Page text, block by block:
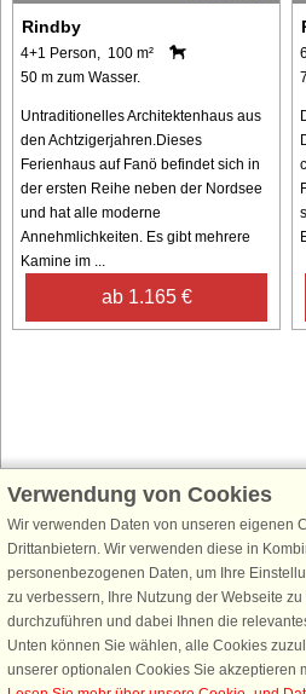
Rindby
4+1 Person, 100 m²
50 m zum Wasser.
Untraditionelles Architektenhaus aus
den Achtzigerjahren.Dieses
Ferienhaus auf Fanö befindet sich in
der ersten Reihe neben der Nordsee
und hat alle moderne
Annehmlichkeiten. Es gibt mehrere
Kamine im ...
ab 1.165 €
Schließen Sie sich 100.000
Erhalten Sie einen
Ferienhausurlaub - melden Sie sich
an. Verpassen Sie nie wieder exklusive
Urlaubstipps!
Verwendung von Cookies
Wir verwenden Daten von unseren eigenen
Drittanbietern. Wir verwenden diese in
personenbezogenen Daten, um Ihre
zu verbessern, Ihre Nutzung der Webseite
durchzuführen und dabei Ihnen die
Unten können Sie wählen, alle Cookies
unserer optionalen Cookies Sie akzeptieren